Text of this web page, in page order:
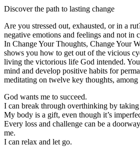
Discover the path to lasting change
Are you stressed out, exhausted, or in a
negative emotions and feelings and not in
In Change Your Thoughts, Change Your
shows you how to get out of the vicious
living the victorious life God intended.
mind and develop positive habits for
meditating on twelve key thoughts, among
God wants me to succeed.
I can break through overthinking by
My body is a gift, even though it’s
Every loss and challenge can be a
me.
I can relax and let go.